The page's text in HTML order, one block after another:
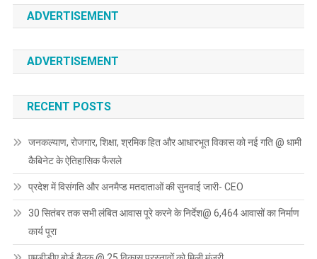
ADVERTISEMENT
ADVERTISEMENT
RECENT POSTS
जनकल्याण, रोजगार, शिक्षा, श्रमिक हित और आधारभूत विकास को नई गति @ धामी
कैबिनेट के ऐतिहासिक फैसले
प्रदेश में विसंगति और अनमैप्ड मतदाताओं की सुनवाई जारी- CEO
30 सितंबर तक सभी लंबित आवास पूरे करने के निर्देश@ 6,464 आवासों का निर्माण
कार्य पूरा